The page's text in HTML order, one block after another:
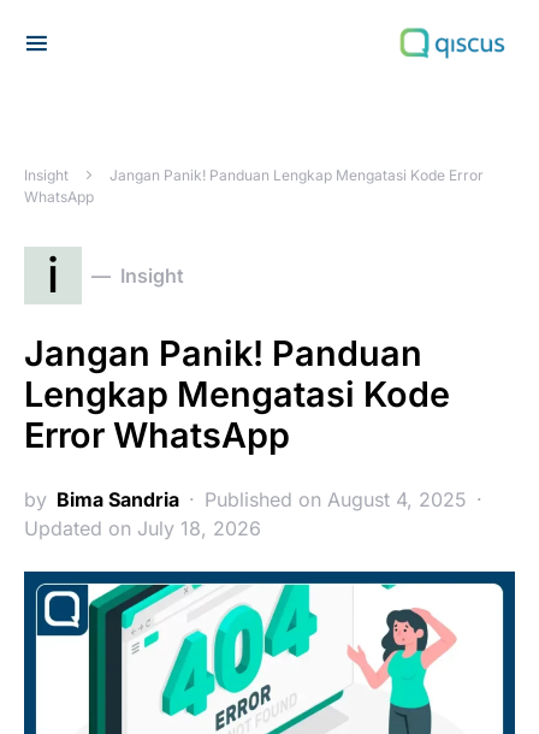
Insight
Jangan Panik! Panduan Lengkap Mengatasi Kode Error
WhatsApp
i Insight
Jangan Panik! Panduan
Lengkap Mengatasi Kode
Error WhatsApp
by Bima Sandria
Published on August 4, 2025
Updated on July 18, 2026